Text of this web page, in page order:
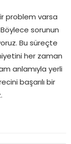
problem varsa
sorunun
Bu süreçte
her zaman
anlamıyla yerli
başarılı bir